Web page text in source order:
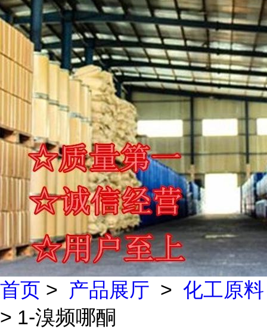
首页 > 产品展厅 > 化工原料
> 1-溴频哪酮